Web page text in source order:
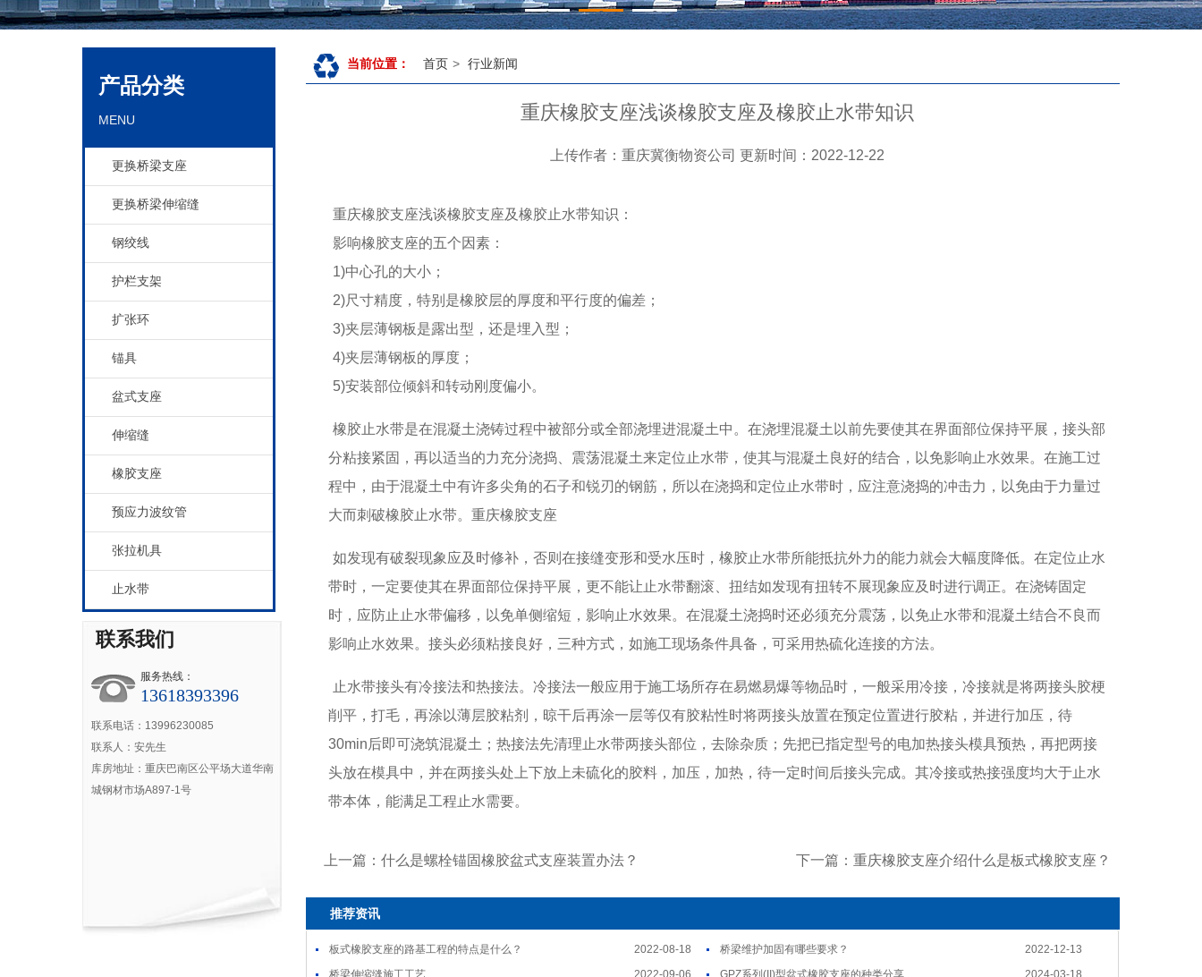
1 2 3
产品分类
MENU
更换桥梁支座
更换桥梁伸缩缝
钢绞线
护栏支架
扩张环
锚具
盆式支座
伸缩缝
橡胶支座
预应力波纹管
张拉机具
止水带
联系我们
服务热线：
13618393396
联系电话：13996230085
联系人：安先生
库房地址：重庆巴南区公平场大道华南
城钢材市场A897-1号
当前位置： 首页 > 行业新闻
重庆橡胶支座浅谈橡胶支座及橡胶止水带知识
上传作者：重庆冀衡物资公司 更新时间：2022-12-22
重庆橡胶支座浅谈橡胶支座及橡胶止水带知识：
影响橡胶支座的五个因素：
1)中心孔的大小；
2)尺寸精度，特别是橡胶层的厚度和平行度的偏差；
3)夹层薄钢板是露出型，还是埋入型；
4)夹层薄钢板的厚度；
5)安装部位倾斜和转动刚度偏小。
橡胶止水带是在混凝土浇铸过程中被部分或全部浇埋进混凝土中。在浇埋混凝土以前先要使其在界面部位保持平展，接头部
分粘接紧固，再以适当的力充分浇捣、震荡混凝土来定位止水带，使其与混凝土良好的结合，以免影响止水效果。在施工过
程中，由于混凝土中有许多尖角的石子和锐刃的钢筋，所以在浇捣和定位止水带时，应注意浇捣的冲击力，以免由于力量过
大而刺破橡胶止水带。重庆橡胶支座
如发现有破裂现象应及时修补，否则在接缝变形和受水压时，橡胶止水带所能抵抗外力的能力就会大幅度降低。在定位止水
带时，一定要使其在界面部位保持平展，更不能让止水带翻滚、扭结如发现有扭转不展现象应及时进行调正。在浇铸固定
时，应防止止水带偏移，以免单侧缩短，影响止水效果。在混凝土浇捣时还必须充分震荡，以免止水带和混凝土结合不良而
影响止水效果。接头必须粘接良好，三种方式，如施工现场条件具备，可采用热硫化连接的方法。
止水带接头有冷接法和热接法。冷接法一般应用于施工场所存在易燃易爆等物品时，一般采用冷接，冷接就是将两接头胶梗
削平，打毛，再涂以薄层胶粘剂，晾干后再涂一层等仅有胶粘性时将两接头放置在预定位置进行胶粘，并进行加压，待
30min后即可浇筑混凝土；热接法先清理止水带两接头部位，去除杂质；先把已指定型号的电加热接头模具预热，再把两接
头放在模具中，并在两接头处上下放上未硫化的胶料，加压，加热，待一定时间后接头完成。其冷接或热接强度均大于止水
带本体，能满足工程止水需要。
上一篇：什么是螺栓锚固橡胶盆式支座装置办法？ 下一篇：重庆橡胶支座介绍什么是板式橡胶支座？
推荐资讯
2022-08-18
板式橡胶支座的路基工程的特点是什么？ 2022-12-13
桥梁维护加固有哪些要求？
2022-09-06
桥梁伸缩缝施工工艺 2024-03-18
GPZ系列(II)型盆式橡胶支座的种类分享